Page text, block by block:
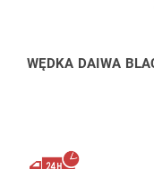
WĘDKA DAIWA